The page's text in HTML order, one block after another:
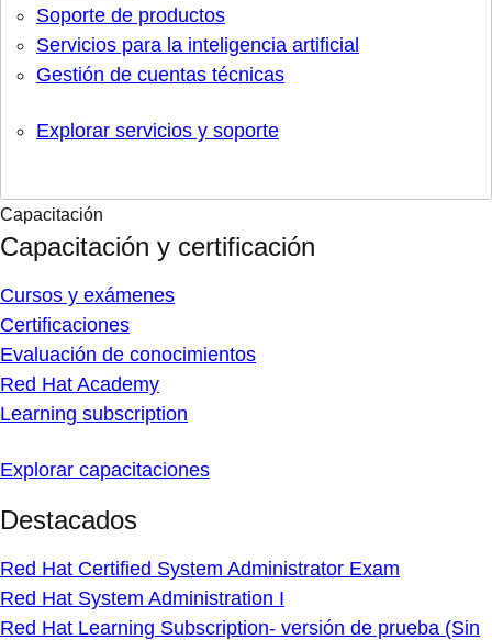
Soporte de productos
Servicios para la inteligencia artificial
Gestión de cuentas técnicas
Explorar servicios y soporte
Capacitación
Capacitación y certificación
Cursos y exámenes
Certificaciones
Evaluación de conocimientos
Red Hat Academy
Learning subscription
Explorar capacitaciones
Destacados
Red Hat Certified System Administrator Exam
Red Hat System Administration I
Red Hat Learning Subscription- versión de prueba (Sin